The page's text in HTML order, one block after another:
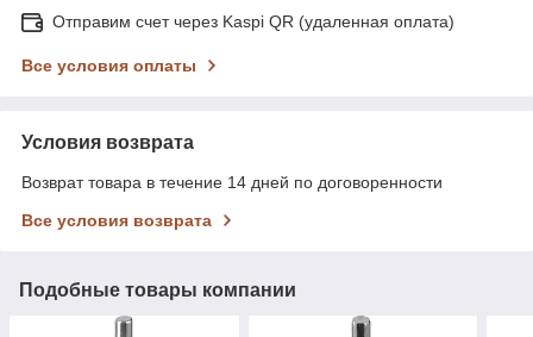
Отправим счет через Kaspi QR (удаленная оплата)
Все условия оплаты
Условия возврата
Возврат товара в течение 14 дней по договоренности
Все условия возврата
Подобные товары компании